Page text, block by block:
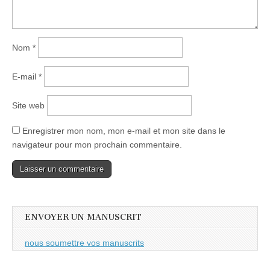
Nom *
E-mail *
Site web
Enregistrer mon nom, mon e-mail et mon site dans le
navigateur pour mon prochain commentaire.
ENVOYER UN MANUSCRIT
nous soumettre vos manuscrits